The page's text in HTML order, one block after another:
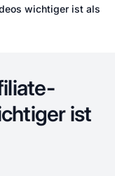
wichtiger ist als
ist